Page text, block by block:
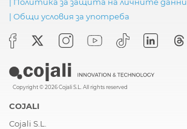
| Общи условия за употреба
Copyright © 2026 Cojali S.L. All rights reserved
COJALI
Cojali S.L.